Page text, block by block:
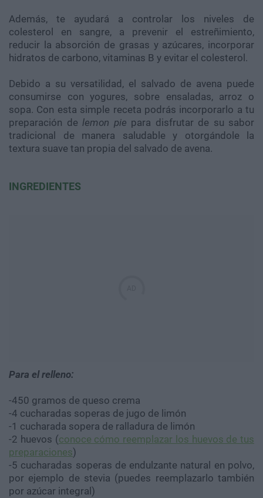
Además, te ayudará a controlar los niveles de
colesterol en sangre, a prevenir el estreñimiento,
reducir la absorción de grasas y azúcares, incorporar
hidratos de carbono, vitaminas B y evitar el colesterol.
Debido a su versatilidad, el salvado de avena puede
consumirse con yogures, sobre ensaladas, arroz o
sopa. Con esta simple receta podrás incorporarlo a tu
preparación de lemon pie para disfrutar de su sabor
tradicional de manera saludable y otorgándole la
textura suave tan propia del salvado de avena.
INGREDIENTES
Para el relleno:
-450 gramos de queso crema
-4 cucharadas soperas de jugo de limón
-1 cucharada sopera de ralladura de limón
-2 huevos (conoce cómo reemplazar los huevos de tus
preparaciones)
-5 cucharadas soperas de endulzante natural en polvo,
por ejemplo de stevia (puedes reemplazarlo también
por azúcar integral)